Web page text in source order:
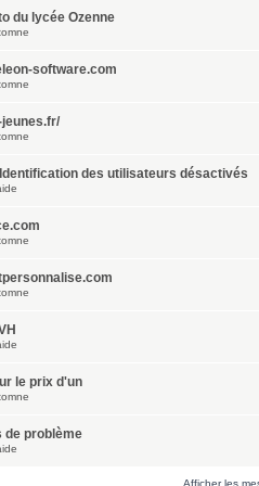
du lycée Ozenne
software.com
jeunes.fr/
des utilisateurs désactivés
le prix d'un
de problème
Afficher les